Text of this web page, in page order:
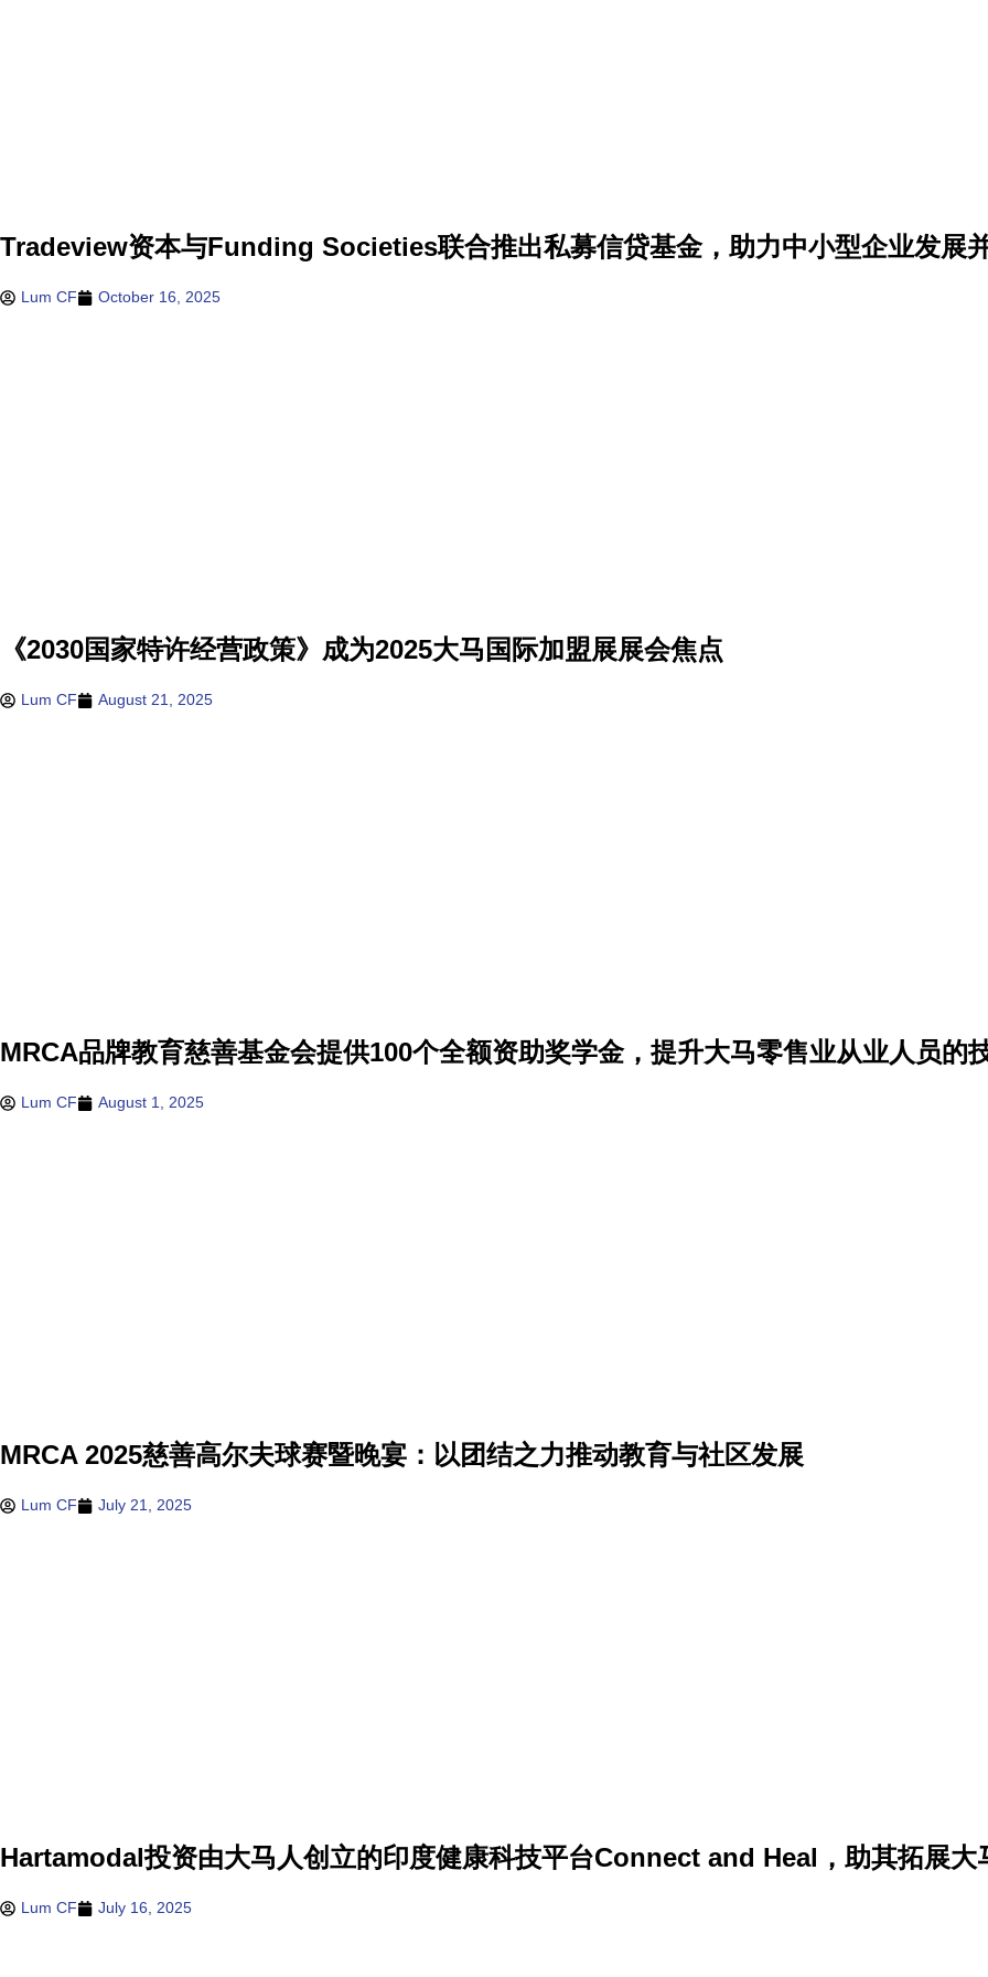
Tradeview资本与Funding Societies联合推出私募信贷基金，助力中小型企业发展
Lum CF October 16, 2025
《2030国家特许经营政策》成为2025大马国际加盟展展会焦点
Lum CF August 21, 2025
MRCA品牌教育慈善基金会提供100个全额资助奖学金，提升大马零售业从业人员的
Lum CF August 1, 2025
MRCA 2025慈善高尔夫球赛暨晚宴：以团结之力推动教育与社区发展
Lum CF July 21, 2025
Hartamodal投资由大马人创立的印度健康科技平台Connect and Heal，助其拓展大
Lum CF July 16, 2025